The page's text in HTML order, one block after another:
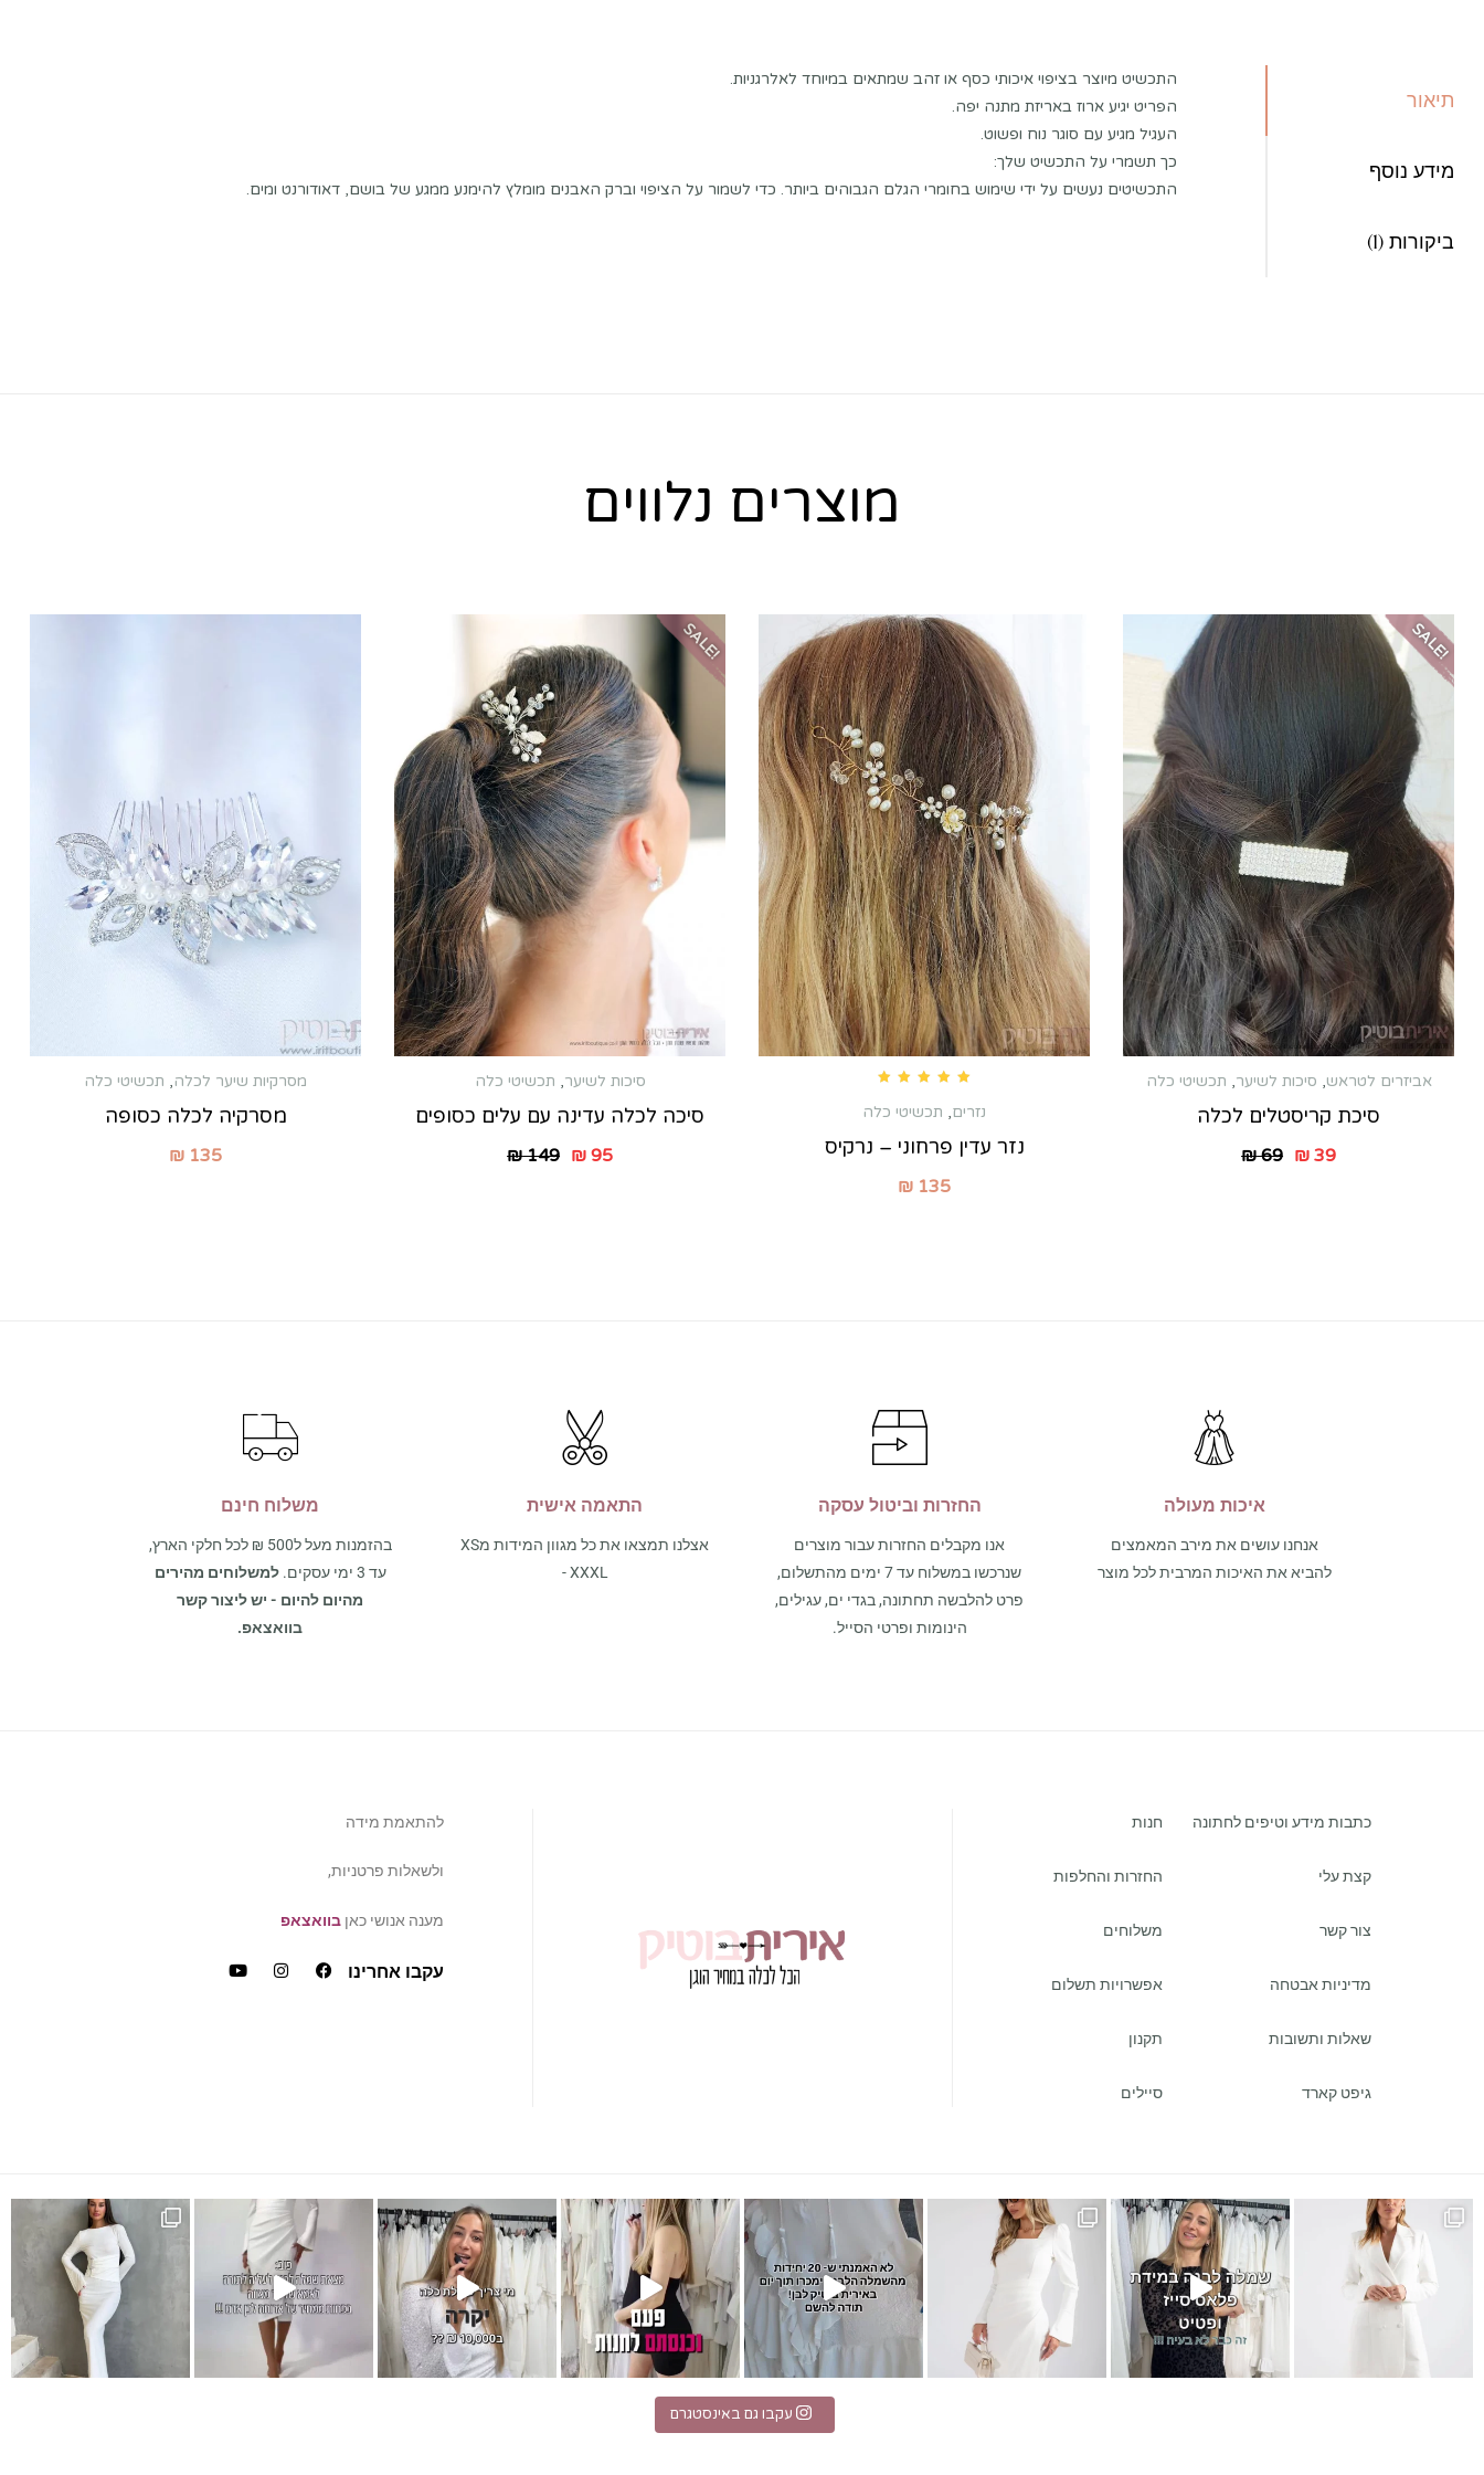
תיאור
מידע נוסף
ביקורות (1)
התכשיט מיוצר בציפוי איכותי כסף או זהב שמתאים במיוחד לאלרגניות.
הפריט יגיע ארוז באריזת מתנה יפה.
העגיל מגיע עם סוגר נוח ופשוט.
כך תשמרי על התכשיט שלך:
התכשיטים נעשים על ידי שימוש בחומרי הגלם הגבוהים ביותר. כדי לשמור על הציפוי וברק האבנים מומלץ להימנע ממגע של בושם, דאודורנט ומים.
מוצרים נלווים
SALE!
אביזרים לטראש, סיכות לשיער, תכשיטי כלה
סיכת קריסטלים לכלה
₪69 ₪39
נזרים, תכשיטי כלה
נזר עדין פרחוני – נרקיס
₪ 135
SALE!
סיכות לשיער, תכשיטי כלה
סיכה לכלה עדינה עם עלים כסופים
₪149 ₪95
מסרקיות שיער לכלה, תכשיטי כלה
מסרקיה לכלה כסופה
₪ 135
איכות מעולה
אנחנו עושים את מירב המאמצים
להביא את האיכות המרבית לכל מוצר
החזרות וביטול עסקה
אנו מקבלים החזרות עבור מוצרים
שנרכשו במשלוח עד 7 ימים מהתשלום,
פרט להלבשה תחתונה, בגדי ים, עגילים,
הינומות ופרטי הסייל.
התאמה אישית
אצלנו תמצאו את כל מגוון המידות מXS
- XXXL
משלוח חינם
בהזמנות מעל ל500 ₪ לכל חלקי הארץ,
עד 3 ימי עסקים.
למשלוחים מהירים
מהיום להיום - יש ליצור קשר
בוואצאפ.
כתבות מידע וטיפים לחתונה
קצת עלי
צור קשר
מדיניות אבטחה
שאלות ותשובות
גיפט קארד
חנות
החזרות והחלפות
משלוחים
אפשרויות תשלום
תקנון
סיילים
להתאמת מידה
ולשאלות פרטניות,
מענה אנושי כאן בוואצאפ
עקבו אחרינו
של פלאס סייז / מיד סכמה ביקשתן שהשמלה הזאת תחזו מחפשת הופעה לבנה?! אירית בוט Instagram post 17871110325538792
שמלת מקסי לבנה
עקבו גם באינסטגרם